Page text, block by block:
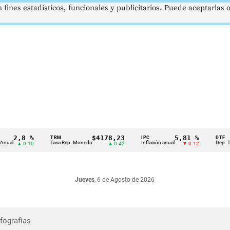
2,8 %
▲ 0.10 Tasa Rep. Moneda
$4178,23
▲ 0.42 Inflación anual
5,81 %
▼ 0.12 Dep.
Jueves, 6 de Agosto de 2026
estadísticos, funcionales y publicitarios. Puede aceptarlas